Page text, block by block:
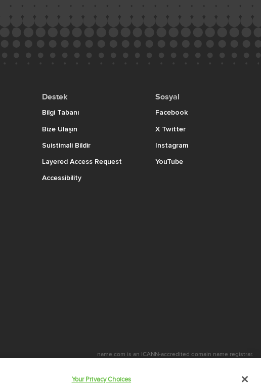
Destek
Bilgi Tabanı
Bize Ulaşın
Suistimali Bildir
Layered Access Request
Accessibility
Sosyal
Facebook
X Twitter
Instagram
YouTube
name.com is an ICANN-accredited domain name registrar.
Your Privacy Choices